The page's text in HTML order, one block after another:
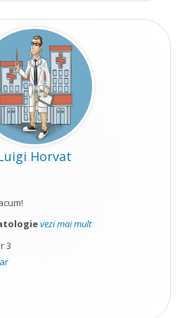
Horvat
vezi mai mult
3